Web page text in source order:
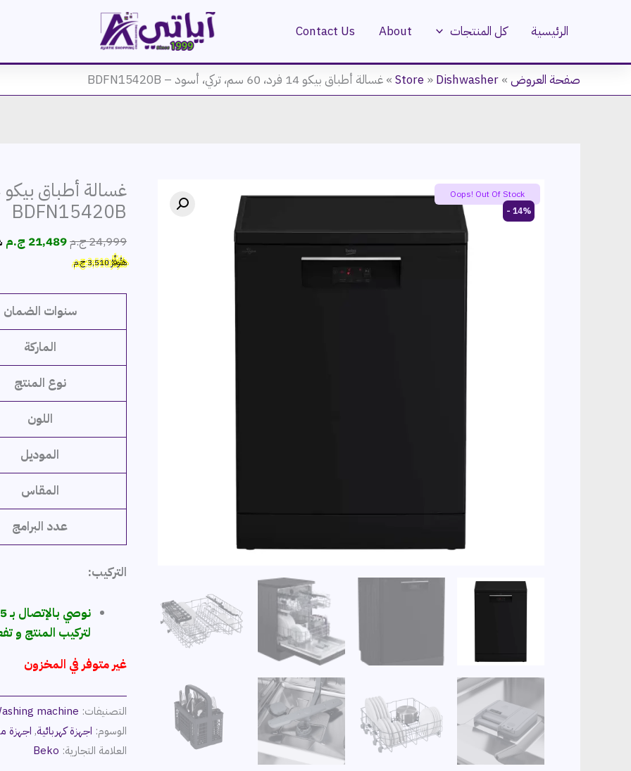
الرئيسية كل المنتجات About
Contact Us
صفحة العروض »
Store » Dishwasher
» غسالة أطباق بيكو 14 فرد، 60 سم، تركي، أسود – BDFN15420B
Oops! Out Of Stock
14% -
BDFN15420B
24,999ج.مالسعر
24,999 ج.م.
21,489 ج.م
هَتُوفِّرُ3,510ج.م
سنوات الضمان
الماركة
نوع المنتج
اللون
الموديل
المقاس
عدد البرامج
التركيب:
لتركيب المنتج و
غير متوفر في المخزون
التصنيفات: machine
الوسوم: اجهزة كهربائية, اجهزة
العلامة التجارية: Beko